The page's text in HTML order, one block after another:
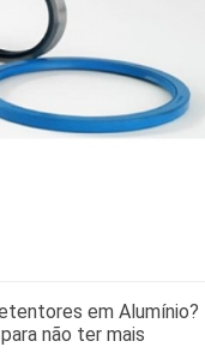
em Alumínio?
não ter mais